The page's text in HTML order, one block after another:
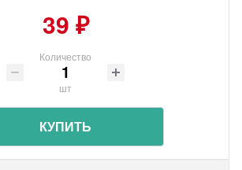
39 ₽
Количество
шт
КУПИТЬ